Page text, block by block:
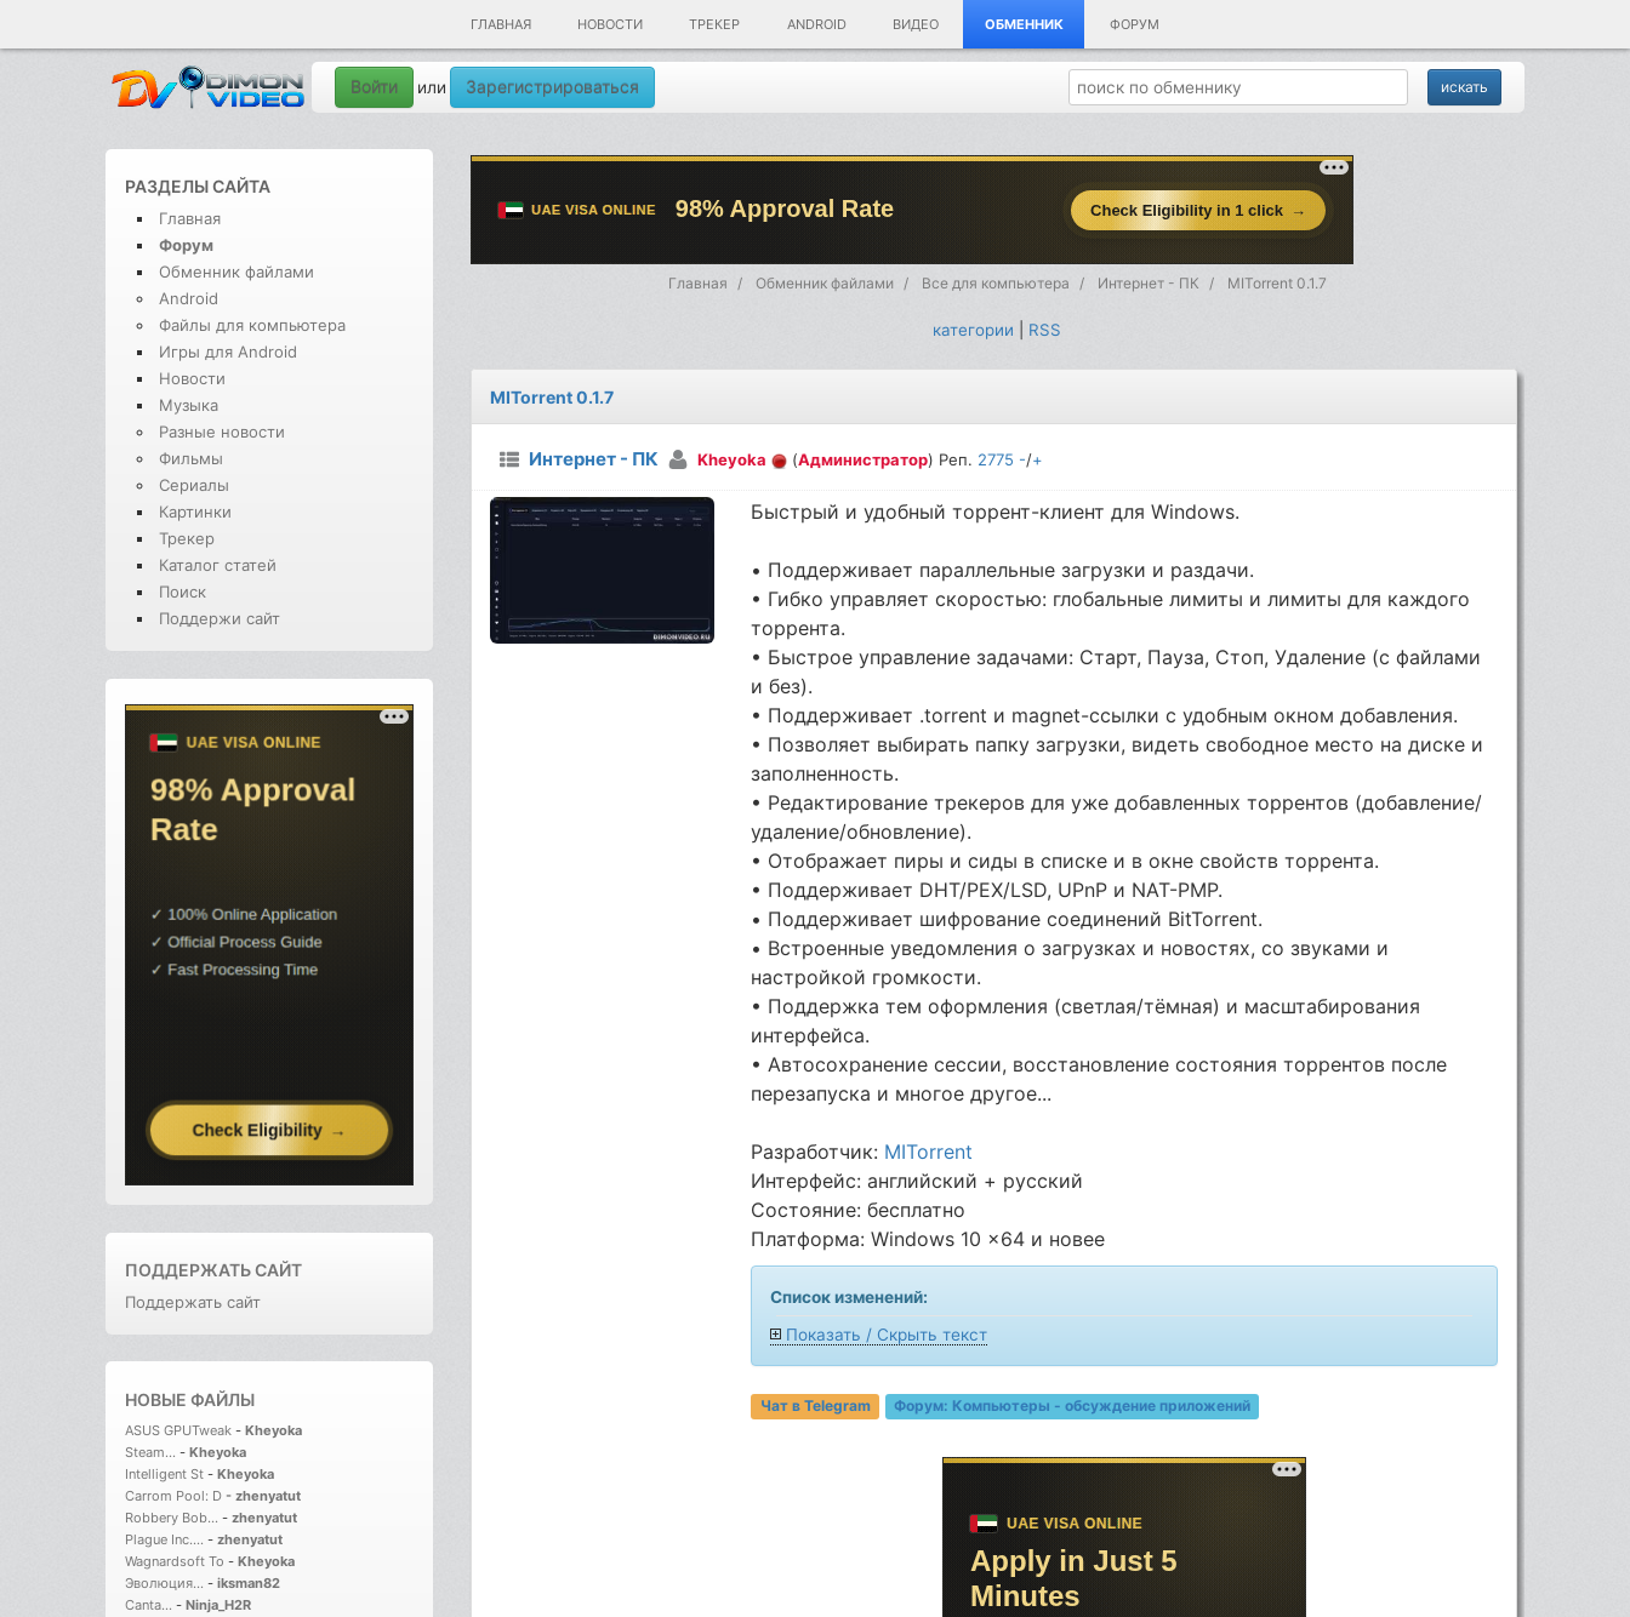
ГЛАВНАЯ НОВОСТИ ТРЕКЕР ANDROID ВИДЕО ОБМЕННИК ФОРУМ
Войти или Зарегистрироваться
РАЗДЕЛЫ САЙТА
Главная
Форум
Обменник файлами
Android
Файлы для компьютера
Игры для Android
Новости
Музыка
Разные новости
Фильмы
Сериалы
Картинки
Трекер
Каталог статей
Поиск
Поддержи сайт
ПОДДЕРЖАТЬ САЙТ
Поддержать сайт
НОВЫЕ ФАЙЛЫ
ASUS GPUTweak - Kheyoka
Steam... - Kheyoka
Intelligent St - Kheyoka
Carrom Pool: D - zhenyatut
Robbery Bob... - zhenyatut
Plague Inc.... - zhenyatut
Wagnardsoft To - Kheyoka
Эволюция... - iksman82
Canta... - Ninja_H2R
Главная Обменник файлами Все для компьютера Интернет - ПК MITorrent 0.1.7
категории RSS
MITorrent 0.1.7
Интернет - ПК Kheyoka (Администратор) Реп. 2775 -/+
Быстрый и удобный торрент-клиент для Windows.
• Поддерживает параллельные загрузки и раздачи.
• Гибко управляет скоростью: глобальные лимиты и лимиты для каждого
торрента.
• Быстрое управление задачами: Старт, Пауза, Стоп, Удаление (с файлами
и без).
• Поддерживает .torrent и magnet-ссылки с удобным окном добавления.
• Позволяет выбирать папку загрузки, видеть свободное место на диске и
заполненность.
• Редактирование трекеров для уже добавленных торрентов (добавление/
удаление/обновление).
• Отображает пиры и сиды в списке и в окне свойств торрента.
• Поддерживает DHT/PEX/LSD, UPnP и NAT-PMP.
• Поддерживает шифрование соединений BitTorrent.
• Встроенные уведомления о загрузках и новостях, со звуками и
настройкой громкости.
• Поддержка тем оформления (светлая/тёмная) и масштабирования
интерфейса.
• Автосохранение сессии, восстановление состояния торрентов после
перезапуска и многое другое...
Разработчик: MITorrent
Интерфейс: английский + русский
Состояние: бесплатно
Платформа: Windows 10 x64 и новее
Список изменений:
Показать / Скрыть текст
Чат в Telegram Форум: Компьютеры - обсуждение приложений